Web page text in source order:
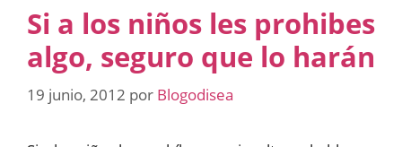
Si a los niños les prohibes
algo, seguro que lo harán
19 junio, 2012 por Blogodisea